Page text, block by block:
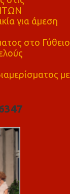
για άμεση
στο Γύθειο
με